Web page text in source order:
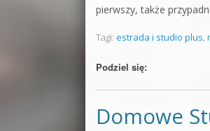
pierwszy, także
Tagi: estrada i studio plus,
Podziel się:
Domowe